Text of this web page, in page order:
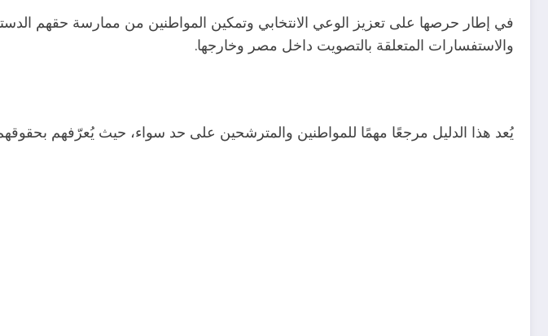
في إطار حرصها على تعزيز الوعي الانتخابي وتمكين المواطنين من ممارسة حقهم
والاستفسارات المتعلقة بالتصويت داخل مصر وخارجها.
يُعد هذا الدليل مرجعًا مهمًا للمواطنين والمترشحين على حد سواء، حيث يُعرّفهم